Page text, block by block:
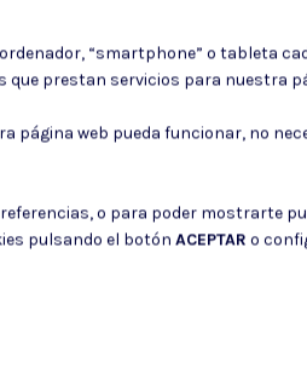
nuestra información de contacto en el
en laPolítica de privacidad
de su entidad.
“smartphone” o tableta
prestan servicios para nuestra
página web pueda funcionar, no
o para poder mostrarte
pulsando el botón ACEPTAR o